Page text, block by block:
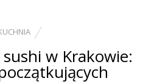
w Krakowie: